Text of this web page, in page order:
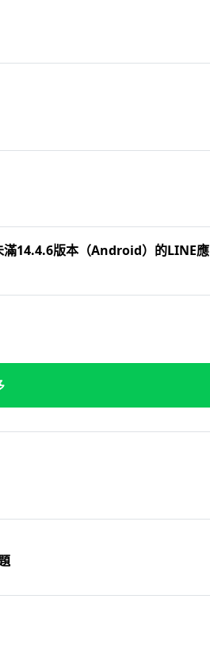
滿14.4.6版本（Android）的LINE應